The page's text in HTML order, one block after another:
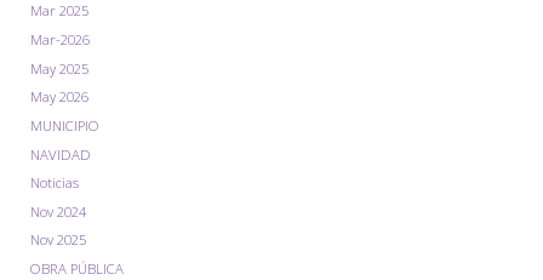
Mar 2025
Mar-2026
May 2025
May 2026
MUNICIPIO
NAVIDAD
Noticias
Nov 2024
Nov 2025
OBRA PÚBLICA